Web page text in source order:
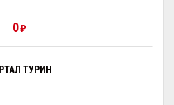
0₽
ТУРИН